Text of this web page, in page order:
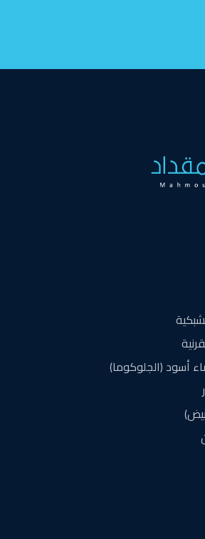
أسود (الجلوكوما)